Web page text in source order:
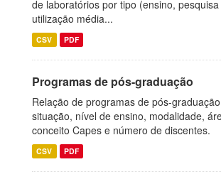
de laboratórios por tipo (ensino,
utilização média...
CSV PDF
Programas de pós-graduação
Relação de programas de pós-
situação, nível de ensino, modalidade,
conceito Capes e número de discentes.
CSV PDF